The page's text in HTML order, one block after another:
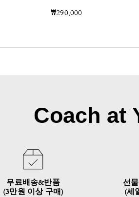
₩290,000
Coach at
무료배송&반품
(3만원 이상 구매)
선
(세